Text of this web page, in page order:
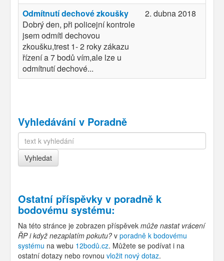
Odmítnutí dechové zkoušky
Dobrý den, při policejní kontrole
jsem odmítl dechovou
zkoušku,trest 1- 2 roky zákazu
řízení a 7 bodů vím,ale lze u
odmítnutí dechové...
2. dubna 2018
Vyhledávání v Poradně
Ostatní příspěvky v poradně k
bodovému systému:
Na této stránce je zobrazen příspěvek může nastat vrácení
ŘP i když nezaplatím pokutu? v poradně k bodovému
systému na webu 12bodů.cz. Můžete se podívat i na
ostatní dotazy nebo rovnou vložit nový dotaz.